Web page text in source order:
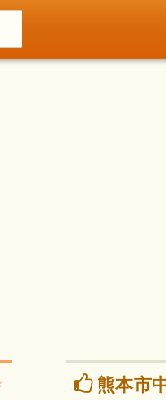
熊本市